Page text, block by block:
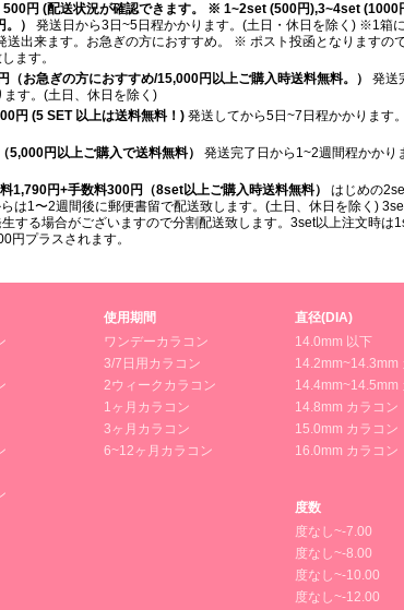
円 (配送状況が確認できます。 ※ 1~2set (500円),3~4set (1000
）
発送日から3日~5日程かかります。(土日・休日を除く) ※1箱
送出来ます。お急ぎの方におすすめ。 ※ ポスト投函となりますの
ます。
（お急ぎの方におすすめ/15,000円以上ご購入時送料無料。）
発送
ます。(土日、休日を除く)
円 (5 SET 以上は送料無料！) 発送してから5日~7日程かかります
5,000円以上ご購入で送料無料）
発送完了日から1~2週間程かかり
1,790円+手数料300円（8set以上ご購入時送料無料）
はじめの
は1〜2週間後に郵便書留で配送致します。(土日、休日を除く)
する場合がございますので分割配送致します。3set以上注文時は
円プラスされます。
使用期間
ワンデーカラコン
3/7日用カラコン
2ウィークカラコン
1ヶ月カラコン
3ヶ月カラコン
6~12ヶ月カラコン
直径(DIA)
14.0mm 以下
14.2mm~14.3mm
14.4mm~14.5mm
14.8mm カラコン
15.0mm カラコン
16.0mm カラコン
度数
度なし~-7.00
度なし~-8.00
度なし~-10.00
度なし~-12.00